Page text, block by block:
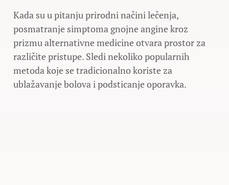
Kada su u pitanju prirodni načini lečenja,
posmatranje simptoma gnojne angine kroz
prizmu alternativne medicine otvara prostor za
različite pristupe. Sledi nekoliko popularnih
metoda koje se tradicionalno koriste za
ublažavanje bolova i podsticanje oporavka.